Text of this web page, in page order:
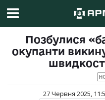
Позбулися
окупанти
27 Червня 2025,